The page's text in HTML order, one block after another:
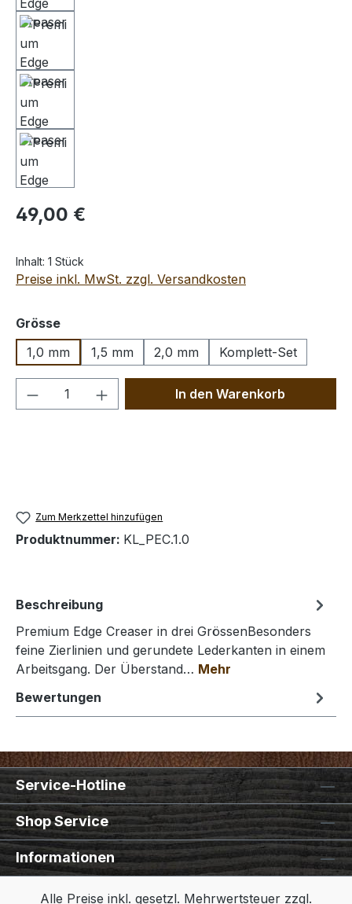
Regulärer Preis:
49,00 €
Inhalt: 1 Stück
Preise inkl. MwSt. zzgl. Versandkosten
Grösseauswählen
1,0 mm
1,5 mm 2,0 mm Komplett-Set
Produkt Anzahl: Gib denIn den Warenkorb
Zum Merkzettel hinzufügen
Produktnummer: KL_PEC.1.0
Beschreibung
Premium Edge Creaser in drei GrössenBesonders
feine Zierlinien und gerundete Lederkanten in einem
Arbeitsgang. Der Überstand… Mehr
Bewertungen
Service-Hotline
Shop Service
Informationen
Alle Preise inkl. gesetzl. Mehrwertsteuer zzgl.